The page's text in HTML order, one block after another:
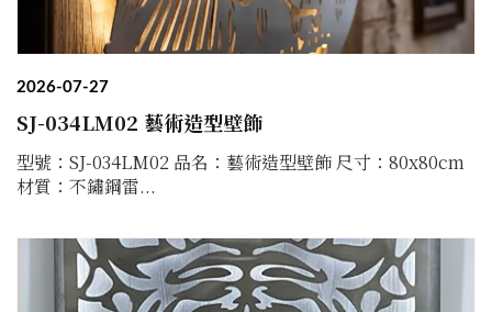
2026-07-27
SJ-034LM02 藝術造型壁飾
型號：SJ-034LM02 品名：藝術造型壁飾 尺寸：80x80cm
材質：不鏽鋼雷...